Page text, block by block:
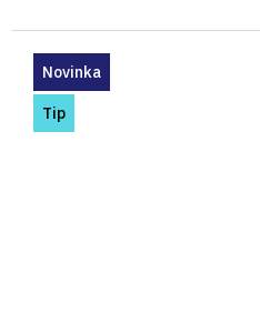
Novinka
Tip